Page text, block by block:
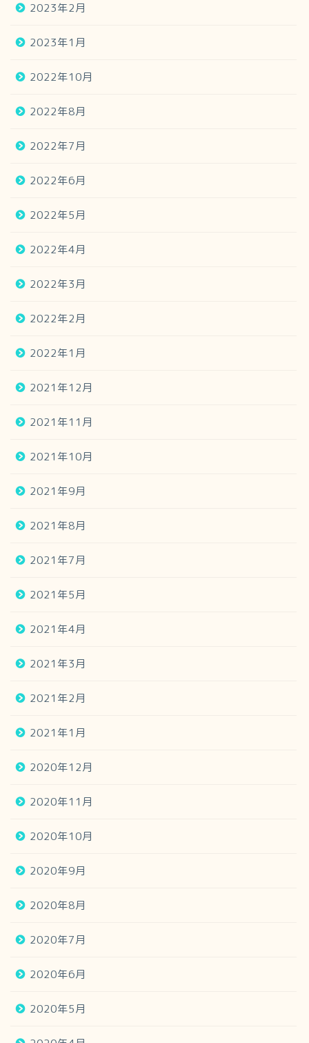
2023年2月
2023年1月
2022年10月
2022年8月
2022年7月
2022年6月
2022年5月
2022年4月
2022年3月
2022年2月
2022年1月
2021年12月
2021年11月
2021年10月
2021年9月
2021年8月
2021年7月
2021年5月
2021年4月
2021年3月
2021年2月
2021年1月
2020年12月
2020年11月
2020年10月
2020年9月
2020年8月
2020年7月
2020年6月
2020年5月